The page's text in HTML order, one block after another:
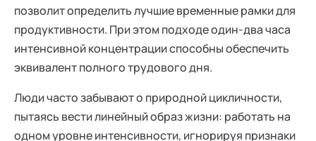
позволит определить лучшие временные рамки для
продуктивности. При этом подходе один-два часа
интенсивной концентрации способны обеспечить
эквивалент полного трудового дня.
Люди часто забывают о природной цикличности,
пытаясь вести линейный образ жизни: работать на
одном уровне интенсивности, игнорируя признаки